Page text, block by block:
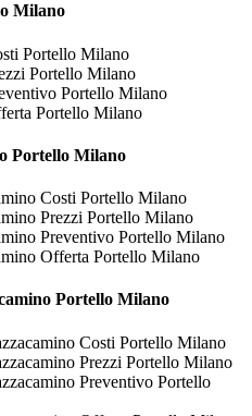
Milano
Portello Milano
Portello Milano
Portello Milano
Portello Milano
Portello Milano
Costi Portello Milano
Prezzi Portello Milano
Preventivo Portello Milano
Offerta Portello Milano
Portello Milano
Costi Portello Milano
Prezzi Portello Milano
Preventivo Portello